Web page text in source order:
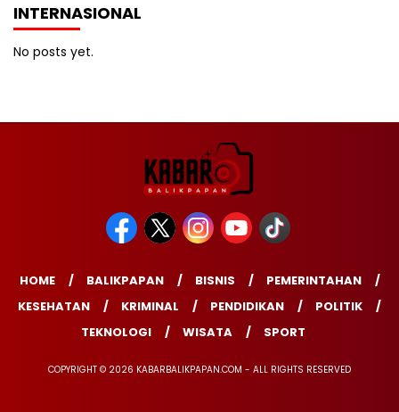
INTERNASIONAL
No posts yet.
HOME BALIKPAPAN BISNIS
PEMERINTAHAN
KESEHATAN
KRIMINAL PENDIDIKAN
POLITIK
TEKNOLOGI
WISATA SPORT
COPYRIGHT © 2026 KABARBALIKPAPAN.COM - ALL RIGHTS RESERVED